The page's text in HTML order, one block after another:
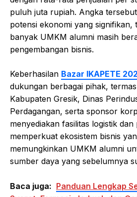
puluh juta rupiah. Angka
potensi ekonomi yang signifikan,
banyak UMKM alumni masih
pengembangan bisnis.
Keberhasilan Bazar IKAPETE
dukungan berbagai pihak,
Kabupaten Gresik, Dinas
Perdagangan, serta sponsor
menyediakan fasilitas logistik
memperkuat ekosistem bisnis
memungkinkan UMKM alumni
sumber daya yang sebelumnya
Baca juga: Panduan Lengkap